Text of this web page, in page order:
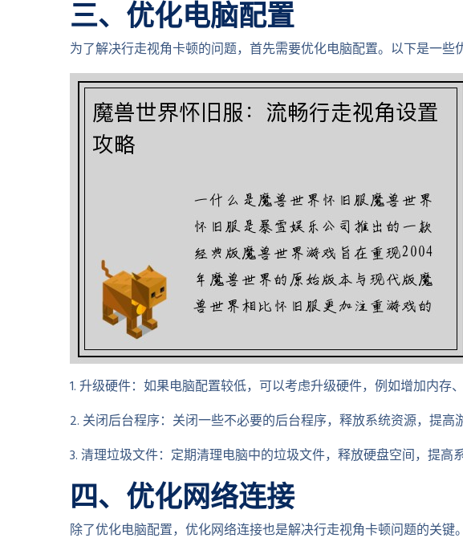
三、优化电脑配置
为了解决行走视角卡顿的问题，首先需要优化电脑配置。以下是一些
1. 升级硬件：如果电脑配置较低，可以考虑升级硬件，例如增加内存
2. 关闭后台程序：关闭一些不必要的后台程序，释放系统资源，提高
3. 清理垃圾文件：定期清理电脑中的垃圾文件，释放硬盘空间，提高
四、优化网络连接
除了优化电脑配置，优化网络连接也是解决行走视角卡顿问题的关键